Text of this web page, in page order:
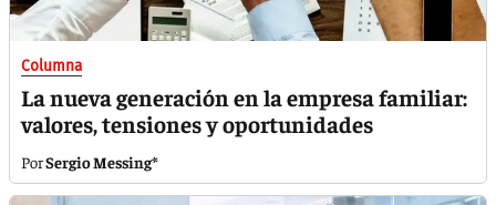
Columna
La nueva generación en la empresa familiar:
valores, tensiones y oportunidades
Sergio Messing*